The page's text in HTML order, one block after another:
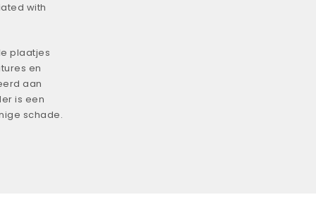
with
plaatjes
en
aan
is een
schade.